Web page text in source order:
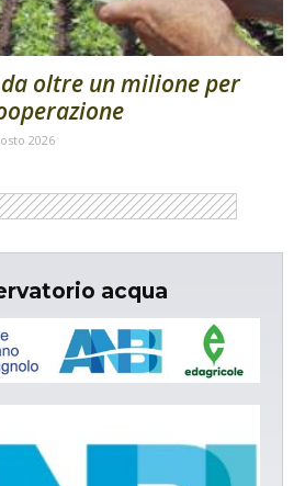
oltre un milione per
2026
acqua